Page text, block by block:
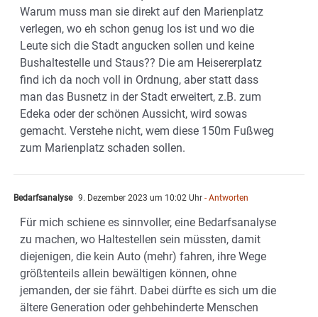
Warum muss man sie direkt auf den Marienplatz
verlegen, wo eh schon genug los ist und wo die
Leute sich die Stadt angucken sollen und keine
Bushaltestelle und Staus?? Die am Heisererplatz
find ich da noch voll in Ordnung, aber statt dass
man das Busnetz in der Stadt erweitert, z.B. zum
Edeka oder der schönen Aussicht, wird sowas
gemacht. Verstehe nicht, wem diese 150m Fußweg
zum Marienplatz schaden sollen.
Bedarfsanalyse 9. Dezember 2023 um 10:02 Uhr - Antworten
Für mich schiene es sinnvoller, eine Bedarfsanalyse
zu machen, wo Haltestellen sein müssten, damit
diejenigen, die kein Auto (mehr) fahren, ihre Wege
größtenteils allein bewältigen können, ohne
jemanden, der sie fährt. Dabei dürfte es sich um die
ältere Generation oder gehbehinderte Menschen